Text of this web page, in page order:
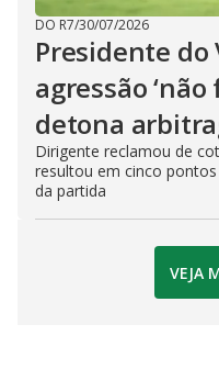
DO R7/30/07/2026
Presidente
agressão ‘não
detona
Dirigente reclamou de
resultou em cinco
da partida
VEJA